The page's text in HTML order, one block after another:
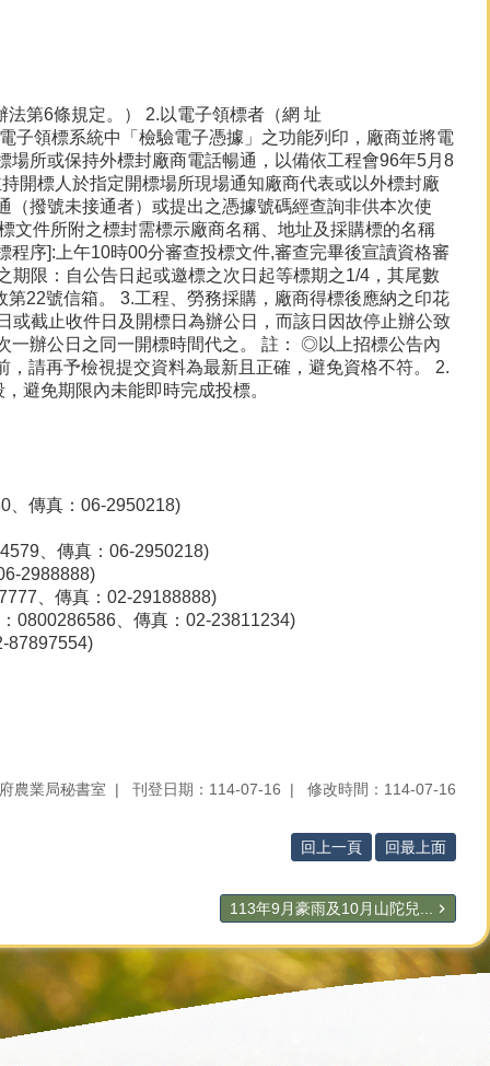
第6條規定。） 2.以電子領標者（網 址
子領標系統中「檢驗電子憑據」之功能列印，廠商並將電
所或保持外標封廠商電話暢通，以備依工程會96年5月8
開標人於指定開標場所現場通知廠商代表或以外標封廠
撥號未接通者）或提出之憑據號碼經查詢非供本次使
文件所附之標封需標示廠商名稱、地址及採購標的名稱
序]:上午10時00分審查投標文件,審查完畢後宣讀資格審
期限：自公告日起或邀標之次日起等標期之1/4，其尾數
22號信箱。 3.工程、勞務採購，廠商得標後應納之印花
截止收件日及開標日為辦公日，而該日因故停止辦公致
一辦公日之同一開標時間代之。 註： ◎以上招標公告內
請再予檢視提交資料為最新且正確，避免資格不符。 2.
避免期限內未能即時完成投標。
、傳真：06-2950218)
、傳真：06-2950218)
2988888)
、傳真：02-29188888)
0800286586、傳真：02-23811234)
87897554)
農業局秘書室 刊登日期：114-07-16 修改時間：114-07-16
回上一頁 回最上面
113年9月豪雨及10月山陀兒...